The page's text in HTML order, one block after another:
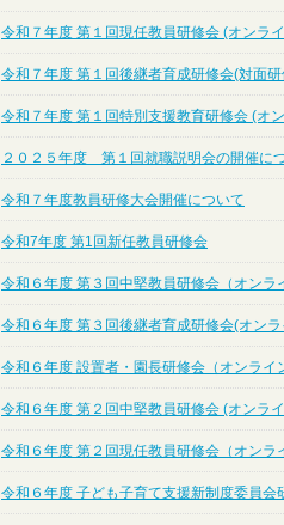
令和７年度 第１回現任教員研修会 (オンラ
令和７年度 第１回後継者育成研修会(対面
令和７年度 第１回特別支援教育研修会 (オ
２０２５年度 第１回就職説明会の開催に
令和７年度教員研修大会開催について
令和7年度 第1回新任教員研修会
令和６年度 第３回中堅教員研修会（オンラ
令和６年度 第３回後継者育成研修会(オン
令和６年度 設置者・園長研修会（オンライ
令和６年度 第２回中堅教員研修会 (オンラ
令和６年度 第２回現任教員研修会（オンラ
令和６年度 子ども子育て支援新制度委員会